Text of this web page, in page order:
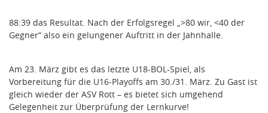
88:39 das Resultat. Nach der Erfolgsregel „>80 wir, <40 der
Gegner“ also ein gelungener Auftritt in der Jahnhalle.
Am 23. März gibt es das letzte U18-BOL-Spiel, als
Vorbereitung für die U16-Playoffs am 30./31. März. Zu Gast ist
gleich wieder der ASV Rott – es bietet sich umgehend
Gelegenheit zur Überprüfung der Lernkurve!